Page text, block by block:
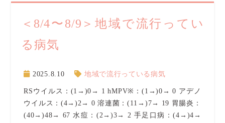
＜8/4〜8/9＞地域で流行ってい
る病気
2025.8.10 地域で流行っている病気
RSウイルス：(1→)0→ 1 hMPV※：(1→)0→ 0 アデノ
ウイルス：(4→)2→ 0 溶連菌：(11→)7→ 19 胃腸炎：
(40→)48→ 67 水痘：(2→)3→ 2 手足口病：(4→)4→